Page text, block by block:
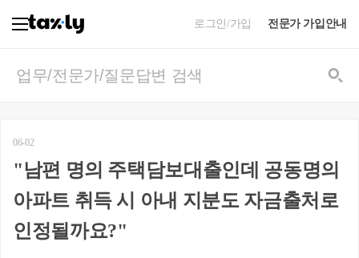
로그인/가입 전문가 가입안내
06-02
"남편 명의 주택담보대출인데 공동명의
아파트 취득 시 아내 지분도 자금출처로
인정될까요?"